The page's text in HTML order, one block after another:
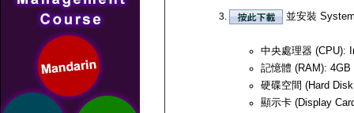
並安裝
中央處理器 (CPU):
記憶體 (RAM): 4GB
硬碟空間 (Hard
顯示卡 (Display